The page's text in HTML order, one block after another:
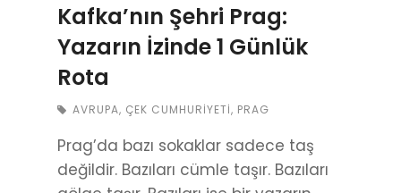
Kafka’nın Şehri Prag:
Yazarın İzinde 1 Günlük
Rota
AVRUPA, ÇEK CUMHURIYETI, PRAG
Prag’da bazı sokaklar sadece taş
değildir. Bazıları cümle taşır. Bazıları